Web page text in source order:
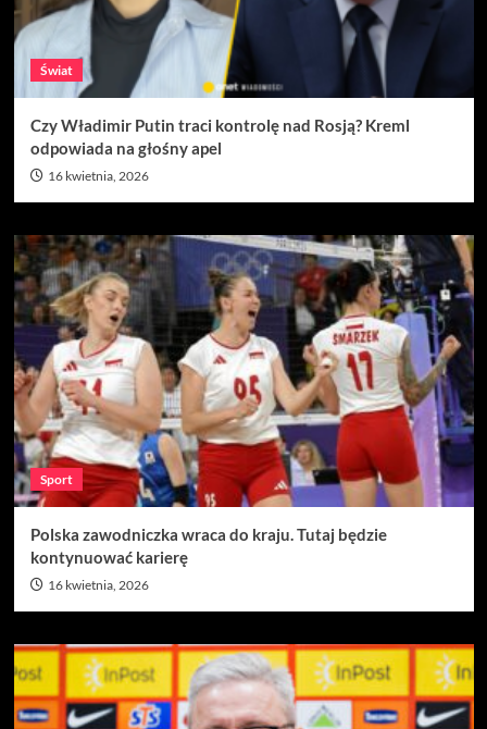
Świat
Czy Władimir Putin traci kontrolę nad Rosją? Kreml
odpowiada na głośny apel
16 kwietnia, 2026
Sport
Polska zawodniczka wraca do kraju. Tutaj będzie
kontynuować karierę
16 kwietnia, 2026